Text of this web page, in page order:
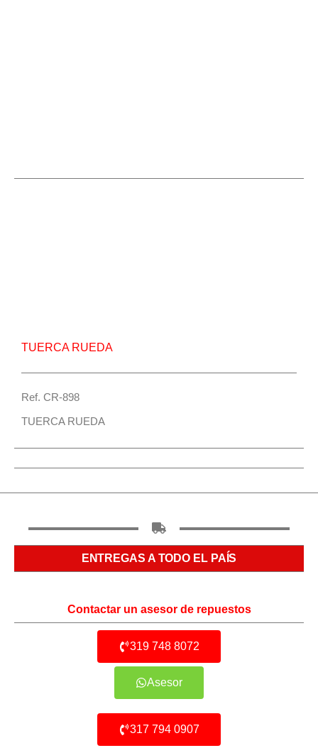
TUERCA RUEDA
Ref. CR-898
TUERCA RUEDA
ENTREGAS A TODO EL PAÍS
Contactar un asesor de repuestos
319 748 8072
Asesor
317 794 0907